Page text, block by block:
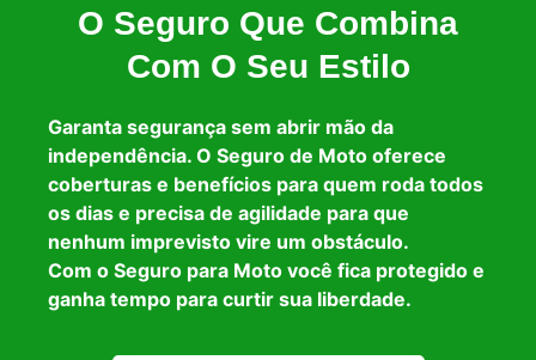
O Seguro Que Combina
Com O Seu Estilo
Garanta segurança sem abrir mão da
independência. O Seguro de Moto oferece
coberturas e benefícios para quem roda todos
os dias e precisa de agilidade para que
nenhum imprevisto vire um obstáculo.
Com o Seguro para Moto você fica protegido e
ganha tempo para curtir sua liberdade.